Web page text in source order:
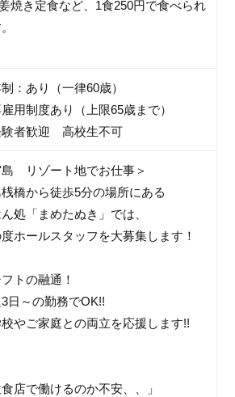
焼き定食など、1食250円で食べられ
：あり（一律60歳）
用制度あり（上限65歳まで）
験者歓迎 高校生不可
島 リゾート地でお仕事＞
橋から徒歩5分の場所にある
処「まめたぬき」では、
ホールスタッフを大募集します！
トの融通！
3日～の勤務でOK!!
校やご家庭との両立を応援します!!
食店で働けるのか不安、、」